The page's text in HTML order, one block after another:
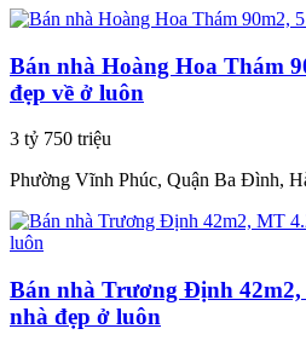
Bán nhà Hoàng Hoa Thám
đẹp về ở luôn
3 tỷ 750 triệu
Phường Vĩnh Phúc, Quận Ba Đình,
Bán nhà Trương Định
nhà đẹp ở luôn